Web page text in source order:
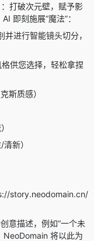
：打破次元壁，赋予影
即刻施展“魔法”：
进行智能镜头切分，
供您选择，轻松拿捏
斯质感）
新）
story.neodomain.cn/
意描述，例如“一个未
NeoDomain 将以此为